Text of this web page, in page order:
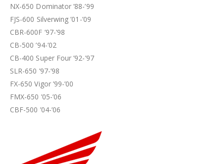
NX-650 Dominator ’88-’99
FJS-600 Silverwing ’01-’09
CBR-600F ’97-’98
CB-500 ’94-’02
CB-400 Super Four ’92-’97
SLR-650 ’97-’98
FX-650 Vigor ’99-’00
FMX-650 ’05-’06
CBF-500 ’04-’06